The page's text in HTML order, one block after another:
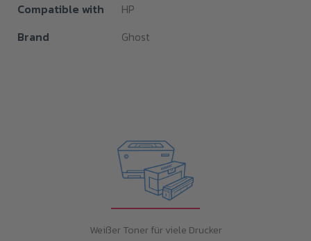
Compatible with
HP
Brand
Ghost
Weißer Toner für viele Drucker